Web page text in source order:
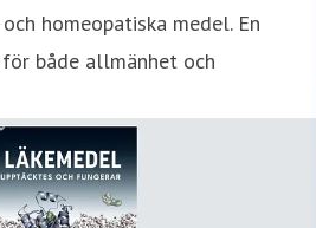
homeopatiska medel. En
både allmänhet och